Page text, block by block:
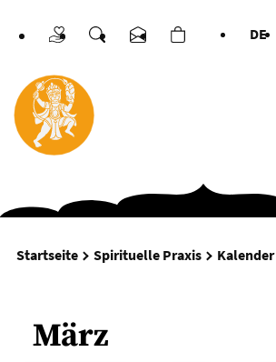
SpendenSucheKontaktWarenkorb
Sprachen DE
Startseite Spirituelle Praxis Kalender
März